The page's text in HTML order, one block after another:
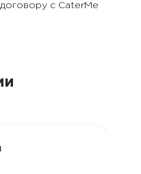
с CaterMe